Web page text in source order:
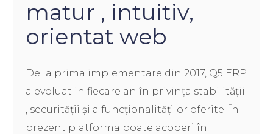
matur , intuitiv,
orientat web
De la prima implementare din 2017, Q5 ERP
a evoluat in fiecare an în privința stabilității
, securității și a funcționalităților oferite. În
prezent platforma poate acoperi în